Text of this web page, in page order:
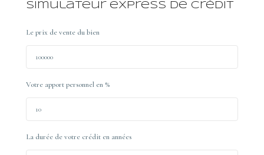
Simulateur express de crédit
Le prix de vente du bien
Votre apport personnel en %
La durée de votre crédit en années